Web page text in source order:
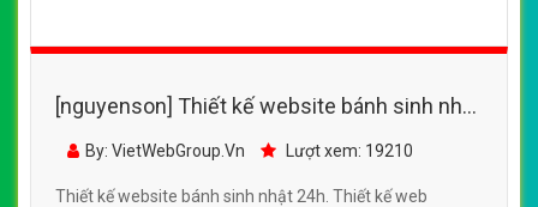
[nguyenson] Thiết kế website bánh sinh nhật
24h đẹp, chuyên nghiệp chuẩn SEO
By: VietWebGroup.Vn Lượt xem: 19210
Thiết kế website bánh sinh nhật 24h. Thiết kế web